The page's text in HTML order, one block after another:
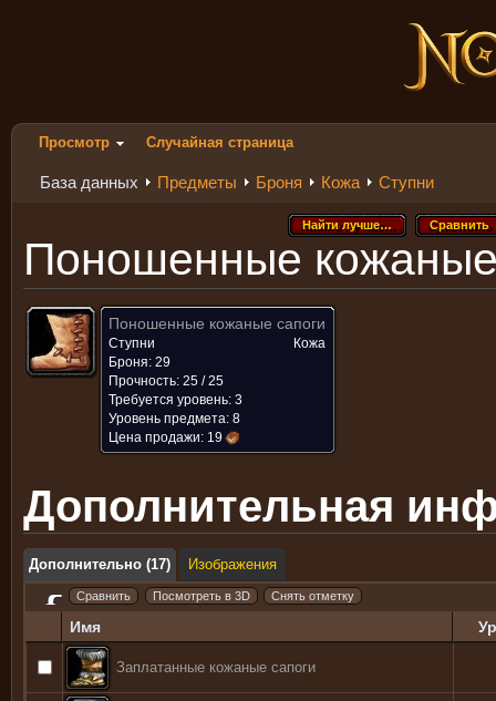
Просмотр Случайная страница
База данных Предметы Броня Кожа Ступни
Сравнить
Сравнить
Найти лучше…
Найти лучше…
Поношенные кожаные
Поношенные кожаные сапоги
Ступни
Кожа
Броня: 29
Прочность: 25 / 25
Требуется уровень: 3
Уровень предмета: 8
Цена продажи: 19
Дополнительная
Дополнительно (17) Изображения
Имя
Заплатанные кожаные сапоги